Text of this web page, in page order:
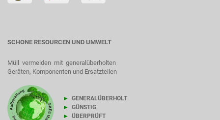
SCHONE RESOURCEN UND UMWELT
Müll vermeiden mit generalüberholten
Geräten, Komponenten und Ersatzteilen
► GENERALÜBERHOLT
► GÜNSTIG
► ÜBERPRÜFT